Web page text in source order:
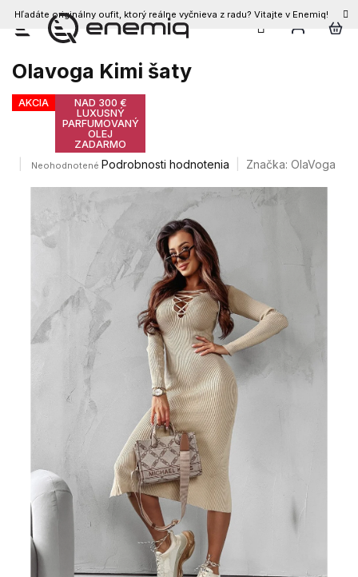
Prejsť
obsah
Hľadáte originálny oufit, ktorý reálne vyčnieva z radu? Vitajte v Enemiq!
Olavoga Kimi šaty
AKCIA
NAD 300 €
LUXUSNÝ
PARFUMOVANÝ
OLEJ
ZADARMO
Priemerné
produktu
z
hviezdičiek.
Neohodnotené Podrobnosti hodnotenia Značka: OlaVoga